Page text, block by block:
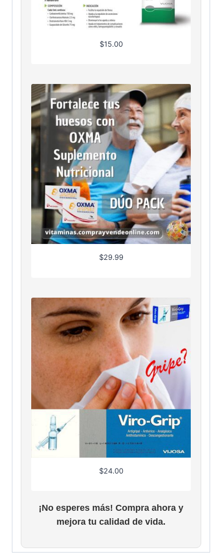
$15.00
$29.99
$24.00
¡No esperes más! Compra ahora y
mejora tu calidad de vida.